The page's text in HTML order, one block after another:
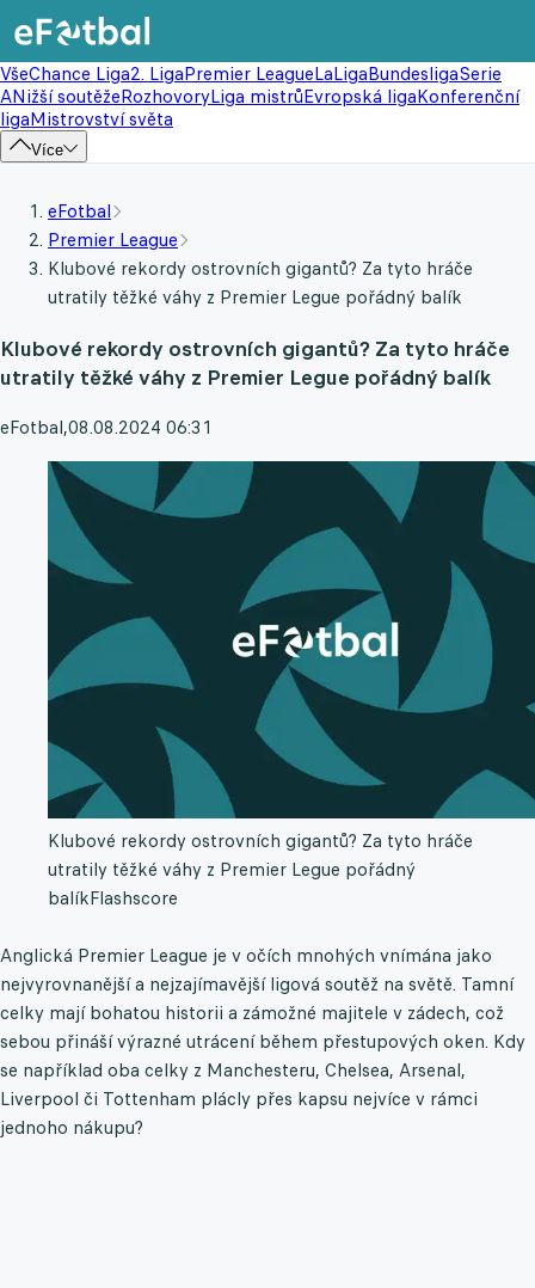
VšeChance Liga2. LigaPremier LeagueLaLigaBundesligaSerie
ANižší soutěžeRozhovoryLiga mistrůEvropská ligaKonferenční
ligaMistrovství světa
Více
eFotbal
Premier League
Klubové rekordy ostrovních gigantů? Za tyto hráče
utratily těžké váhy z Premier Legue pořádný balík
Klubové rekordy ostrovních gigantů? Za tyto hráče
utratily těžké váhy z Premier Legue pořádný balík
eFotbal,08.08.2024 06:31
Klubové rekordy ostrovních gigantů? Za tyto hráče
utratily těžké váhy z Premier Legue pořádný
balíkFlashscore
Anglická Premier League je v očích mnohých vnímána jako
nejvyrovnanější a nejzajímavější ligová soutěž na světě. Tamní
celky mají bohatou historii a zámožné majitele v zádech, což
sebou přináší výrazné utrácení během přestupových oken. Kdy
se například oba celky z Manchesteru, Chelsea, Arsenal,
Liverpool či Tottenham plácly přes kapsu nejvíce v rámci
jednoho nákupu?